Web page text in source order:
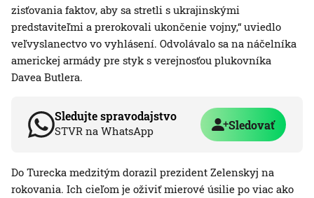
zisťovania faktov, aby sa stretli s ukrajinskými
predstaviteľmi a prerokovali ukončenie vojny,“ uviedlo
veľvyslanectvo vo vyhlásení. Odvolávalo sa na náčelníka
americkej armády pre styk s verejnosťou plukovníka
Davea Butlera.
Sledujte spravodajstvo
STVR na WhatsApp Sledovať
Do Turecka medzitým dorazil prezident Zelenskyj na
rokovania. Ich cieľom je oživiť mierové úsilie po viac ako